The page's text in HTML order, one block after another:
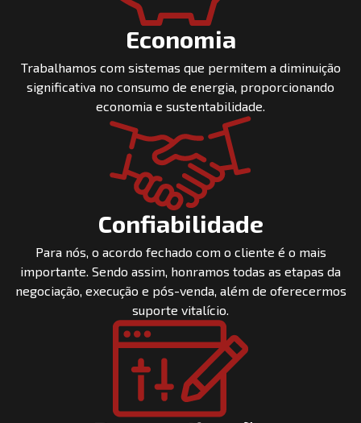
Economia
Trabalhamos com sistemas que permitem a diminuição
significativa no consumo de energia, proporcionando
economia e sustentabilidade.
Confiabilidade
Para nós, o acordo fechado com o cliente é o mais
importante. Sendo assim, honramos todas as etapas da
negociação, execução e pós-venda, além de oferecermos
suporte vitalício.